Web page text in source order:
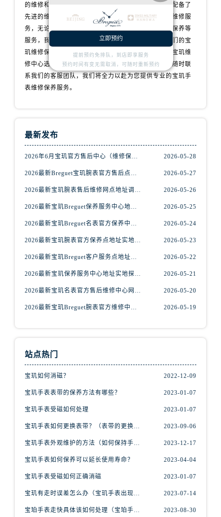
江苏省常州市新北区龙锦路1590号现代传媒中心5号楼10层1008室宝玑售后服务中心（需提前预约）
江苏省泰州市海陵区永定东路399号置地商务中心东塔（华润万象城）17层1706室宝玑售后服务中心（需提前预约）
江苏省徐州市鼓楼区淮海东路29号苏宁广场IFC国际金融中心35层3508室宝玑售后服务中心（需提前预约）
的维修和保养服务。我们的技师拥有丰富的经验，并配备了
先进的维修设备，以确保为您的宝玑手表提供一流的维修服
务，无论是手表维修、配件更换、故障诊断还是手表保养等
服务，我们都会用心对待，让您的手表焕发新生。我们的宝
玑维修保养服务网点遍布全国各地，为您提供便捷的宝玑维
修中心选择。如果您有任何问题或需要维修服务，请随时联
系我们的客服团队，我们将全力以赴为您提供专业的宝玑手
表维修保养服务。
最新发布
2026年6月宝玑官方售后中心（维修保养）网点迁移及增设补充速报 2026-05-28
2026最新Breguet宝玑腕表官方售后点地址考察报告 2026-05-27
2026最新宝玑腕表售后维修网点地址调研报告 2026-05-26
2026最新宝玑Breguet保养服务中心地址调研报告 2026-05-25
2026最新宝玑Breguet名表官方保养中心地址考察报告 2026-05-24
2026最新宝玑腕表官方保养点地址实地探访报告 2026-05-23
2026最新宝玑Breguet客户服务点地址考察报告 2026-05-22
2026最新宝玑保养服务中心地址实地探访报告 2026-05-21
2026最新宝玑名表官方售后维修中心网点地址实地探访报告 2026-05-20
2026最新宝玑Breguet腕表官方维修中心地址实地探访报告 2026-05-19
站点热门
宝玑如何消磁？ 2022-12-09
宝玑手表表带的保养方法有哪些？ 2023-01-07
宝玑手表受磁如何处理 2023-01-07
宝玑手表如何更换表带？（表带的更换方法） 2023-09-06
宝玑手表外观维护的方法（如何保持手表精美的外观） 2023-12-17
宝玑手表如何保养可以延长使用寿命？ 2023-04-04
宝玑手表受磁如何正确消磁 2023-01-07
宝玑有走时误差怎么办（宝玑手表出现误差原因） 2023-07-14
宝珀手表走快具体该如何处理（宝珀手表走快什么原因） 2023-08-30
立即预约
提前预约免排队，到店即享服务
预约时间有变无需取消，可随时重新预约